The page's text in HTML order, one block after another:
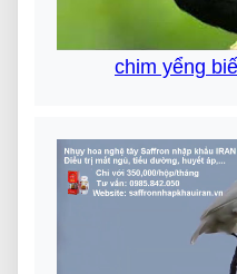
chim yểng